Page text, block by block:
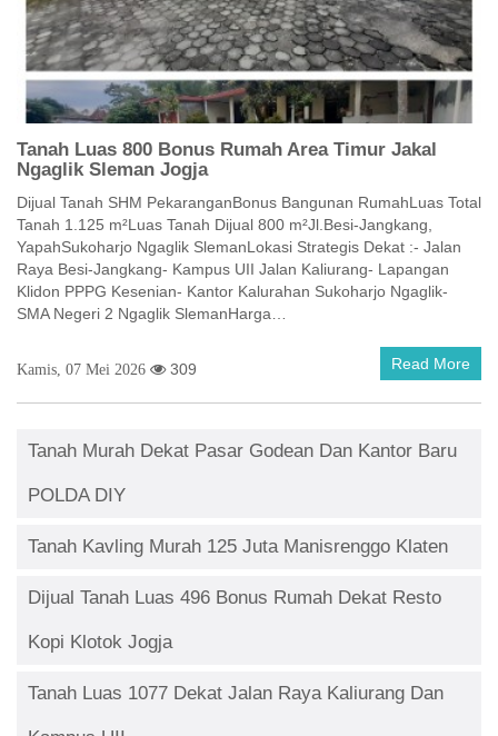
Tanah Luas 800 Bonus Rumah Area Timur Jakal
Ngaglik Sleman Jogja
Dijual Tanah SHM PekaranganBonus Bangunan RumahLuas Total
Tanah 1.125 m²Luas Tanah Dijual 800 m²Jl.Besi-Jangkang,
YapahSukoharjo Ngaglik SlemanLokasi Strategis Dekat :- Jalan
Raya Besi-Jangkang- Kampus UII Jalan Kaliurang- Lapangan
Klidon PPPG Kesenian- Kantor Kalurahan Sukoharjo Ngaglik-
SMA Negeri 2 Ngaglik SlemanHarga…
Kamis, 07 Mei 2026 309 Read More
Tanah Murah Dekat Pasar Godean Dan Kantor Baru
POLDA DIY
Tanah Kavling Murah 125 Juta Manisrenggo Klaten
Dijual Tanah Luas 496 Bonus Rumah Dekat Resto
Kopi Klotok Jogja
Tanah Luas 1077 Dekat Jalan Raya Kaliurang Dan